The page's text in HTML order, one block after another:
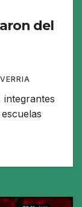
del
integrantes